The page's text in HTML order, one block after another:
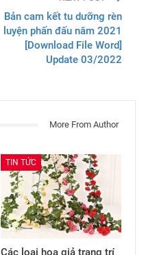
Bản cam kết tu dưỡng rèn
luyện phấn đấu năm 2021
[Download File Word]
Update 03/2022
More From Author
TIN TỨC
Các loại hoa giả trang trí